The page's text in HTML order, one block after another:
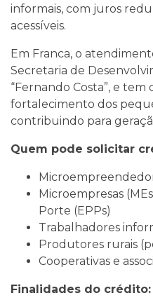
informais, com juros
acessíveis.
Em Franca, o
Secretaria de
“Fernando Costa”, e tem
fortalecimento dos
contribuindo para
Quem pode solicitar
Microempresas
Porte (EPPs)
Trabalhadores
Produtores rurais
Cooperativas e
Finalidades do crédito: